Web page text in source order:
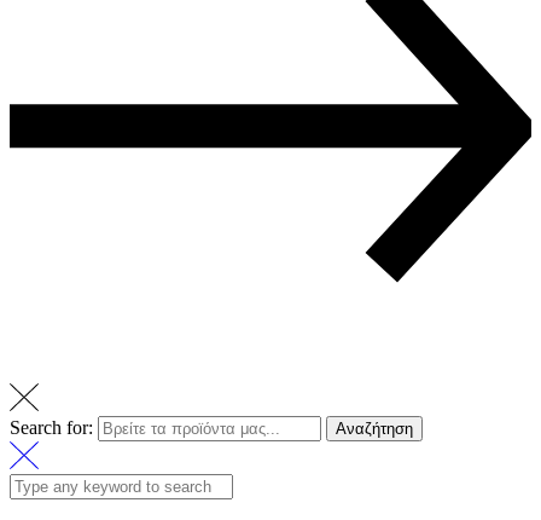
Search for: Αναζήτηση